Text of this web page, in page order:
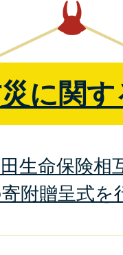
に関
生命保険相
附贈呈式を